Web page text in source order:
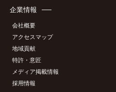
企業情報
会社概要
アクセスマップ
地域貢献
特許・意匠
メディア掲載情報
採用情報